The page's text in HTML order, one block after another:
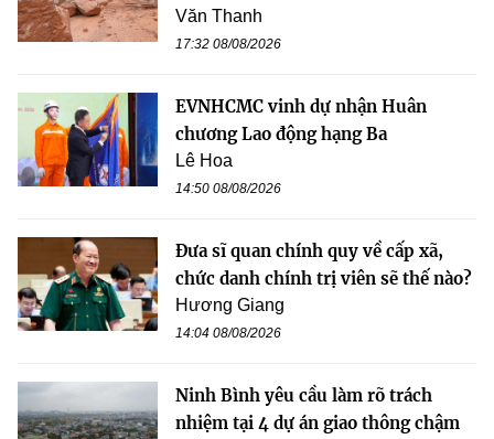
Văn Thanh
17:32 08/08/2026
EVNHCMC vinh dự nhận Huân
chương Lao động hạng Ba
Lê Hoa
14:50 08/08/2026
Đưa sĩ quan chính quy về cấp xã,
chức danh chính trị viên sẽ thế nào?
Hương Giang
14:04 08/08/2026
Ninh Bình yêu cầu làm rõ trách
nhiệm tại 4 dự án giao thông chậm